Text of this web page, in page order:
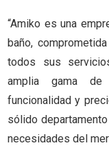
“Amiko es una
baño,
todos sus
amplia gama de
funcionalidad y
sólido
necesidades del